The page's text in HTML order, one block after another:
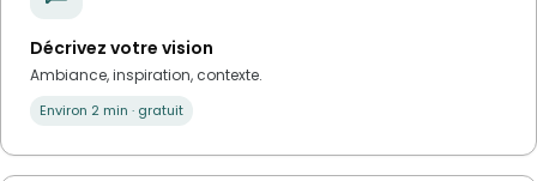
Décrivez votre vision
Ambiance, inspiration, contexte.
Environ 2 min · gratuit